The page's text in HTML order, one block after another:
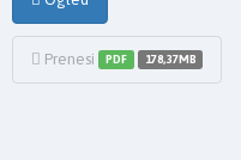
Prenesi PDF 178,37MB